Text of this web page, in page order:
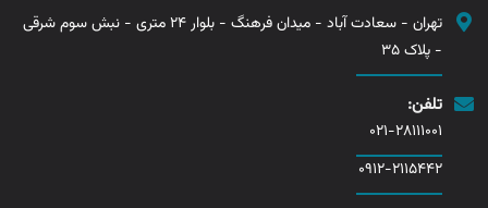
تهران - سعادت آباد - میدان فرهنگ - بلوار 24 متری - نبش سوم شرقی
- پلاک 35
تلفن:
021-28111001
0912-2115442